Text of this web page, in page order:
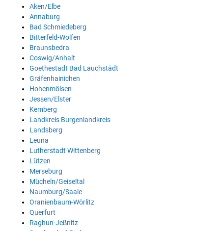
Aken/Elbe
Annaburg
Bad Schmiedeberg
Bitterfeld-Wolfen
Braunsbedra
Coswig/Anhalt
Goethestadt Bad Lauchstädt
Gräfenhainichen
Hohenmölsen
Jessen/Elster
Kemberg
Landkreis Burgenlandkreis
Landsberg
Leuna
Lutherstadt Wittenberg
Lützen
Merseburg
Mücheln/Geiseltal
Naumburg/Saale
Oranienbaum-Wörlitz
Querfurt
Raghun-Jeßnitz